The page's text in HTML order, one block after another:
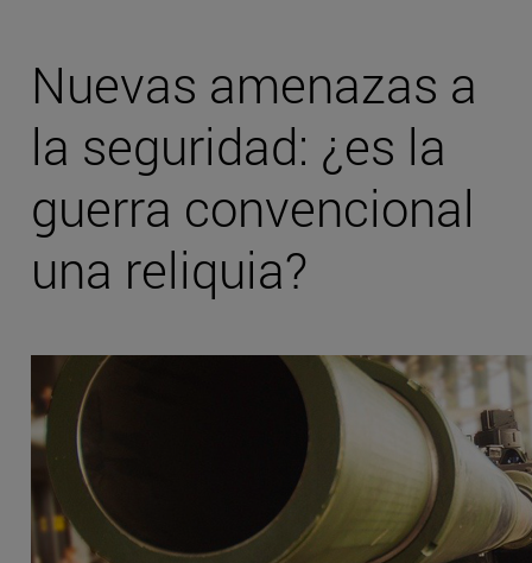
Nuevas amenazas a
la seguridad: ¿es la
guerra convencional
una reliquia?